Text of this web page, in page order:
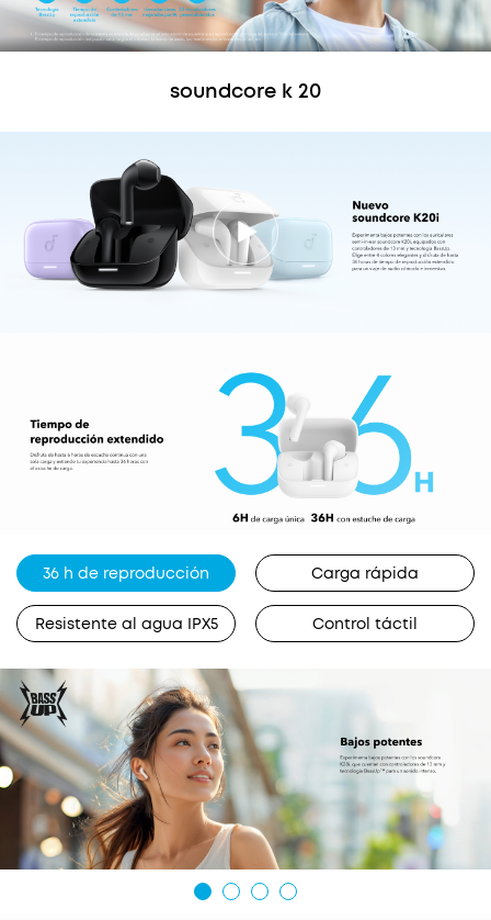
soundcore k 20
36 h de reproducción Carga rápida
Resistente al agua IPX5 Control táctil